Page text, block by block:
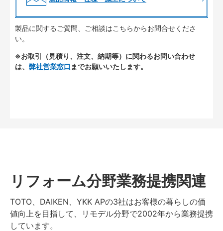
製品に関するご質問、ご相談はこちらからお問合せくださ
い。
※お取引（見積り、注文、納期等）に関わるお問い合わせ
は、 弊社営業窓口 までお願いいたします。
リフォーム分野業務提携関連
TOTO、DAIKEN、YKK APの3社はお客様の暮らしの価
値向上を目指して、リモデル分野で2002年から業務提携
しています。